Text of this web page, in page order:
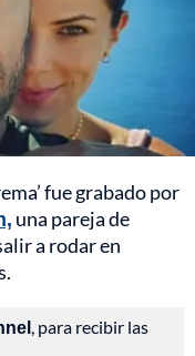
fue grabado por
una pareja de
a rodar en
, para recibir las